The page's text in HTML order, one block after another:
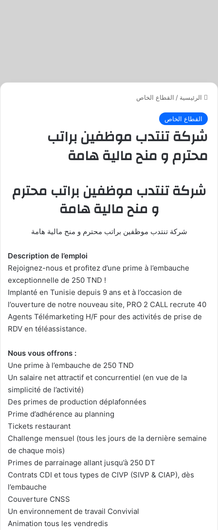
الرئيسية / القطاع الخاص
القطاع الخاص
شركة تنتدب موظفين براتب
محترم و منح مالية هامة
شركة تنتدب موظفين براتب محترم
و منح مالية هامة
شركة تنتدب موظفين براتب محترم و منح مالية هامة
Description de l’emploi
Rejoignez-nous et profitez d’une prime à l’embauche
exceptionnelle de 250 TND !
Implanté en Tunisie depuis 9 ans et à l’occasion de
l’ouverture de notre nouveau site, PRO 2 CALL recrute 40
Agents Télémarketing H/F pour des activités de prise de
RDV en téléassistance.
Nous vous offrons :
Une prime à l’embauche de 250 TND
Un salaire net attractif et concurrentiel (en vue de la
simplicité de l’activité)
Des primes de production déplafonnées
Prime d’adhérence au planning
Tickets restaurant
Challenge mensuel (tous les jours de la dernière semaine
de chaque mois)
Primes de parrainage allant jusqu’à 250 DT
Contrats CDI et tous types de CIVP (SIVP & CIAP), dès
l’embauche
Couverture CNSS
Un environnement de travail Convivial
Animation tous les vendredis